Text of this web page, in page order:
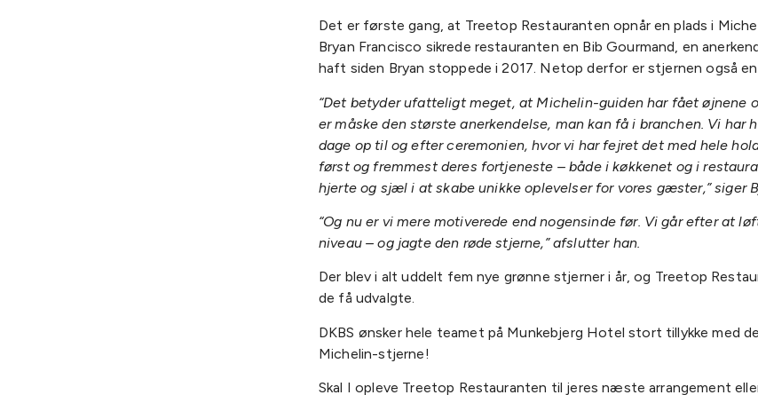
Det er første gang, at Treetop Restauranten opnår en plads i
Bryan Francisco sikrede restauranten en Bib Gourmand, en
haft siden Bryan stoppede i 2017. Netop derfor er stjernen også
“Det betyder ufatteligt meget, at Michelin-guiden har fået øjnene
er måske den største anerkendelse, man kan få i branchen. Vi har
dage op til og efter ceremonien, hvor vi har fejret det med hele
først og fremmest deres fortjeneste – både i køkkenet og i
hjerte og sjæl i at skabe unikke oplevelser for vores gæster,” siger
“Og nu er vi mere motiverede end nogensinde før. Vi går efter at
niveau – og jagte den røde stjerne,” afslutter han.
Der blev i alt uddelt fem nye grønne stjerner i år, og Treetop
de få udvalgte.
DKBS ønsker hele teamet på Munkebjerg Hotel stort tillykke med
Michelin-stjerne!
Skal I opleve Treetop Restauranten til jeres næste arrangement